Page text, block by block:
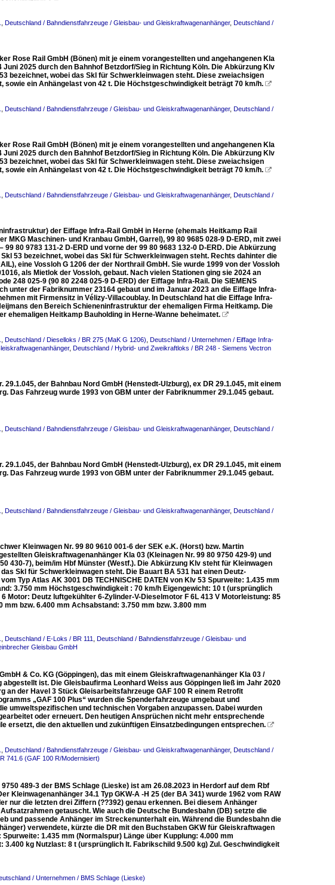
Deutschland / Bahndienstfahrzeuge / Gleisbau- und Gleiskraftwagenanhänger, Deutschland /
Rose Rail GmbH (Bönen) mit je einem vorangestellten und angehangenen Kla
2025 durch den Bahnhof Betzdorf/Sieg in Richtung Köln. Die Abkürzung Klv
bezeichnet, wobei das Skl für Schwerkleinwagen steht. Diese zweiachsigen
sowie ein Anhängelast von 42 t. Die Höchstgeschwindigkeit beträgt 70 km/h. 
Deutschland / Bahndienstfahrzeuge / Gleisbau- und Gleiskraftwagenanhänger, Deutschland /
Rose Rail GmbH (Bönen) mit je einem vorangestellten und angehangenen Kla
2025 durch den Bahnhof Betzdorf/Sieg in Richtung Köln. Die Abkürzung Klv
bezeichnet, wobei das Skl für Schwerkleinwagen steht. Diese zweiachsigen
sowie ein Anhängelast von 42 t. Die Höchstgeschwindigkeit beträgt 70 km/h. 
Deutschland / Bahndienstfahrzeuge / Gleisbau- und Gleiskraftwagenanhänger, Deutschland /
der Eiffage Infra-Rail GmbH in Herne (ehemals Heitkamp Rail
MKG Maschinen- und Kranbau GmbH, Garrel), 99 80 9685 028-9 D-ERD, mit zwei
80 9783 131-2 D-ERD und vorne der 99 80 9683 132-0 D-ERD. Die Abkürzung
53 bezeichnet, wobei das Skl für Schwerkleinwagen steht. Rechts dahinter die
eine Vossloh G 1206 der der Northrail GmbH. Sie wurde 1999 von der Vossloh
als Mietlok der Vossloh, gebaut. Nach vielen Stationen ging sie 2024 an
248 025-9 (90 80 2248 025-9 D-ERD) der Eiffage Infra-Rail. Die SIEMENS
unter der Fabriknummer 23164 gebaut und im Januar 2023 an die Eiffage Infra-
mit Firmensitz in Vélizy-Villacoublay. In Deutschland hat die Eiffage Infra-
den Bereich Schieneninfrastruktur der ehemaligen Firma Heitkamp. Die
ehemaligen Heitkamp Bauholding in Herne-Wanne beheimatet. 
Deutschland / Dieselloks / BR 275 (MaK G 1206) Deutschland / Unternehmen / Eiffage Infra-
, Deutschland / Hybrid- und Zweikraftloks / BR 248 - Siemens Vectron
der Bahnbau Nord GmbH (Henstedt-Ulzburg), ex DR 29.1.045, mit einem
Das Fahrzeug wurde 1993 von GBM unter der Fabriknummer 29.1.045 gebaut.
Deutschland / Bahndienstfahrzeuge / Gleisbau- und Gleiskraftwagenanhänger, Deutschland /
der Bahnbau Nord GmbH (Henstedt-Ulzburg), ex DR 29.1.045, mit einem
Das Fahrzeug wurde 1993 von GBM unter der Fabriknummer 29.1.045 gebaut.
Deutschland / Bahndienstfahrzeuge / Gleisbau- und Gleiskraftwagenanhänger, Deutschland /
Kleinwagen Nr. 99 80 9610 001-6 der SEK e.K. (Horst) bzw. Martin
Gleiskraftwagenanhänger Kla 03 (Kleinagen Nr. 99 80 9750 429-9) und
430-7), beim/im Hbf Münster (Westf.). Die Abkürzung Klv steht für Kleinwagen
Skl für Schwerkleinwagen steht. Die Bauart BA 531 hat einen Deutz-
Typ Atlas AK 3001 DB TECHNISCHE DATEN von Klv 53 Spurweite: 1.435 mm
3.750 mm Höchstgeschwindigkeit : 70 km/h Eigengewicht: 10 t (ursprünglich
Motor: Deutz luftgekühlter 6-Zylinder-V-Dieselmotor F 6L 413 V Motorleistung: 85
mm bzw. 6.400 mm Achsabstand: 3.750 mm bzw. 3.800 mm
Deutschland / E-Loks / BR 111
Deutschland / Bahndienstfahrzeuge / Gleisbau- und
Gleisbau GmbH
& Co. KG (Göppingen), das mit einem Gleiskraftwagenanhänger Kla 03 /
ist. Die Gleisbaufirma Leonhard Weiss aus Göppingen ließ im Jahr 2020
an der Havel 3 Stück Gleisarbeitsfahrzeuge GAF 100 R einem Retrofit
„GAF 100 Plus“ wurden die Spenderfahrzeuge umgebaut und
umweltspezifischen und technischen Vorgaben anzupassen. Dabei wurden
oder erneuert. Den heutigen Ansprüchen nicht mehr entsprechende
ersetzt, die den aktuellen und zukünftigen Einsatzbedingungen entsprechen. 
Deutschland / Bahndienstfahrzeuge / Gleisbau- und Gleiskraftwagenanhänger, Deutschland /
741.6 (GAF 100 R/Modernisiert)
489-3 der BMS Schlage (Lieske) ist am 26.08.2023 in Herdorf auf dem Rbf
Kleinwagenanhänger 34.1 Typ GKW-A -H 25 (der BA 341) wurde 1962 vom RAW
nur die letzten drei Ziffern (??392) genau erkennen. Bei diesem Anhänger
getauscht. Wie auch die Deutsche Bundesbahn (DB) setzte die
und passende Anhänger im Streckenunterhalt ein. Während die Bundesbahn die
verwendete, kürzte die DR mit den Buchstaben GKW für Gleiskraftwagen
1.435 mm (Normalspur) Länge über Kupplung: 4.000 mm
kg Nutzlast: 8 t (ursprünglich lt. Fabrikschild 9.500 kg) Zul. Geschwindigkeit
/ Unternehmen / BMS Schlage (Lieske)